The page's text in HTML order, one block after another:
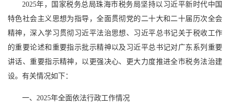
2025年，国家税务总局珠海市税务局坚持以习近平新时代中国
特色社会主义思想为指导，全面贯彻党的二十大和二十届历次全会
精神，深入学习贯彻习近平法治思想、习近平总书记关于税收工作
的重要论述和重要指示批示精神以及习近平总书记对广东系列重要
讲话、重要指示精神，以更强决心、更大力度推进全市税务法治建
设。有关情况如下：
一、2025年全面依法行政工作情况